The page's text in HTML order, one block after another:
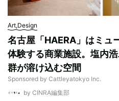
Art,Design
名古屋「HAERA」はミュ
体験する商業施設。塩内
群が溶け込む空間
Sponsored by Cattleyatokyo Inc.
by CINRA編集部